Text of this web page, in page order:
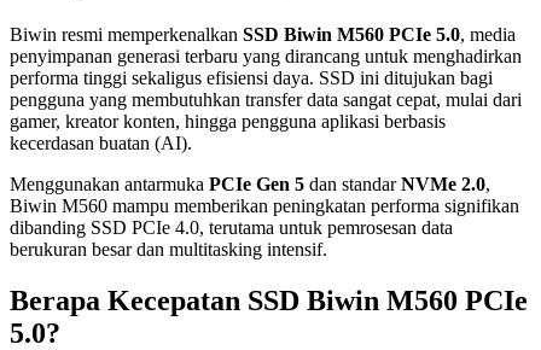
Biwin resmi memperkenalkan SSD Biwin M560 PCIe 5.0, media
penyimpanan generasi terbaru yang dirancang untuk menghadirkan
performa tinggi sekaligus efisiensi daya. SSD ini ditujukan bagi
pengguna yang membutuhkan transfer data sangat cepat, mulai dari
gamer, kreator konten, hingga pengguna aplikasi berbasis
kecerdasan buatan (AI).
Menggunakan antarmuka PCIe Gen 5 dan standarNVMe 2.0,
Biwin M560 mampu memberikan peningkatan performa signifikan
dibanding SSD PCIe 4.0, terutama untuk pemrosesan data
berukuran besar dan multitasking intensif.
Berapa Kecepatan SSD Biwin M560 PCIe
5.0?